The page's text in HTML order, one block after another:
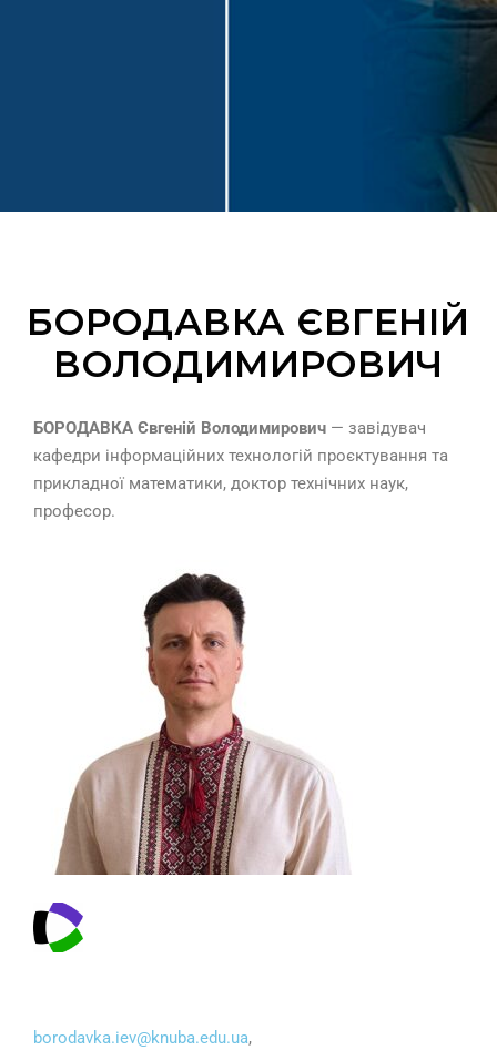
БОРОДАВКА ЄВГЕНІЙ
ВОЛОДИМИРОВИЧ
БОРОДАВКА Євгеній Володимирович — завідувач
кафедри інформаційних технологій проєктування та
прикладної математики, доктор технічних наук,
професор.
borodavka.iev@knuba.edu.ua,